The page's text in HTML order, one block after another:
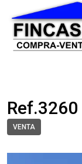
VENTA